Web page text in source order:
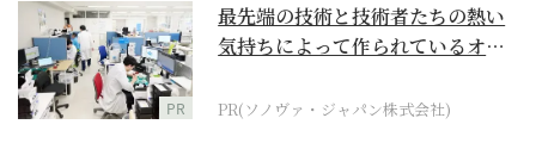
PR
最先端の技術と技術者たちの熱い
気持ちによって作られているオー
PR(ソノヴァ・ジャパン株式会社)